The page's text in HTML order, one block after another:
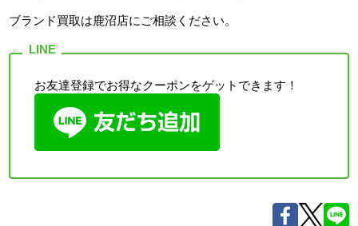
ブランド買取は鹿沼店にご相談ください。
お友達登録でお得なクーポンをゲットできます！